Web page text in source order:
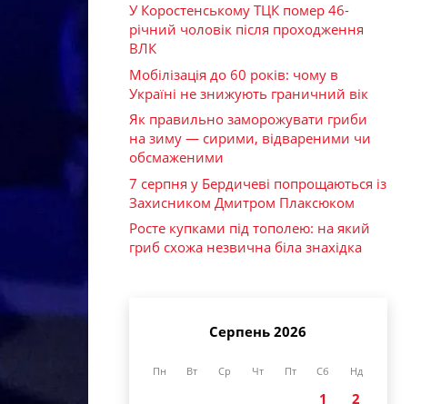
У Коростенському ТЦК помер 46-
річний чоловік після проходження
ВЛК
Мобілізація до 60 років: чому в
Україні не знижують граничний вік
Як правильно заморожувати гриби
на зиму — сирими, відвареними чи
обсмаженими
7 серпня у Бердичеві попрощаються із
Захисником Дмитром Плаксюком
Росте купками під тополею: на який
гриб схожа незвична біла знахідка
Серпень 2026
Пн Вт Ср Чт Пт Сб Нд
1
2